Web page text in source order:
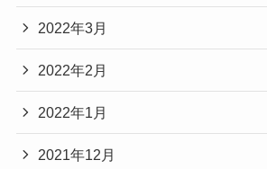
2022年3月
2022年2月
2022年1月
2021年12月